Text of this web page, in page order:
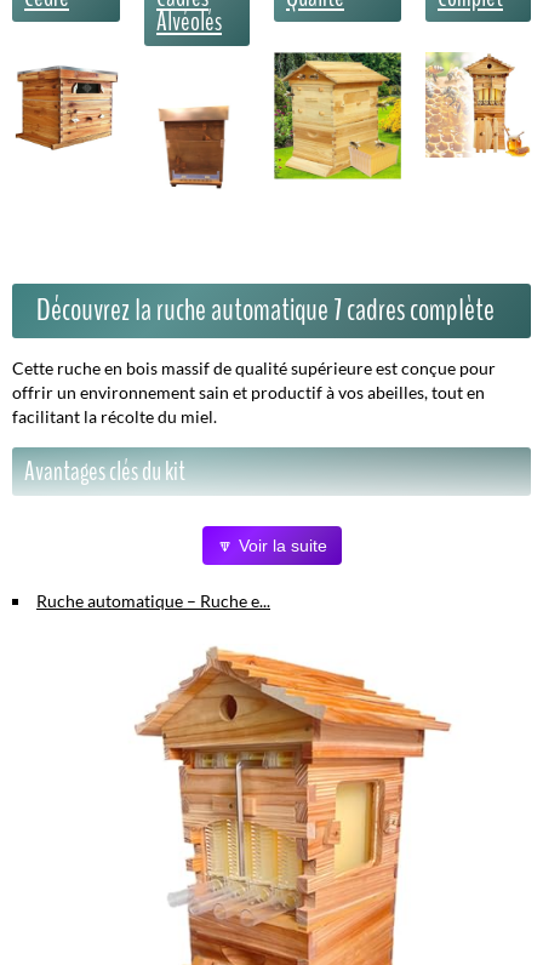
Alvéolés
Découvrez la ruche automatique 7 cadres complète
Cette ruche en bois massif de qualité supérieure est conçue pour
offrir un environnement sain et productif à vos abeilles, tout en
facilitant la récolte du miel.
Avantages clés du kit
7 cadres incluant cadres à miel et à couvain
pour une colonie en pleine croissance.
résistante aux intempéries et bien isolée.
robinet intégré pour un miel pur sans centrifugeuse ni effort.
Idéal pour débutants :Kit complet prêt à l'emploi avec cadres,
tubes et clé de récolte (abeilles non incluses).
Pourquoi choisir cette ruche ?
Grâce à sa conception pratique et son système innovant, cette ruche
vous permet de vous lancer facilement dans l'apiculture tout en
assurant le bien-être de vos abeilles. Obtenez du miel de qualité
directement dans vos pots, sans manipulations complexes.
Caractéristiques principales
🔽 Voir la suite
Ruche automatique – Ruche e...